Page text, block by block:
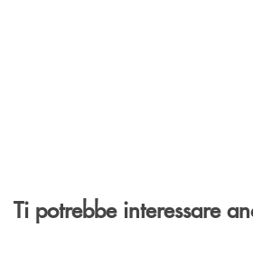
Ti potrebbe interessare